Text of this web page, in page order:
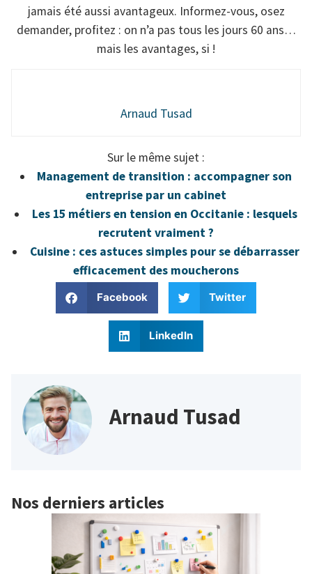
jamais été aussi avantageux. Informez-vous, osez
demander, profitez : on n’a pas tous les jours 60 ans…
mais les avantages, si !
Arnaud Tusad
Sur le même sujet :
Management de transition : accompagner son
entreprise par un cabinet
Les 15 métiers en tension en Occitanie : lesquels
recrutent vraiment ?
Cuisine : ces astuces simples pour se débarrasser
efficacement des moucherons
Facebook Twitter
LinkedIn
Arnaud Tusad
Nos derniers articles